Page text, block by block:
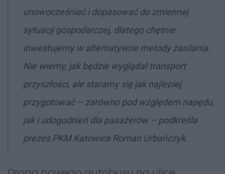
unowocześniać i dopasować do zmiennej
sytuacji gospodarczej, dlatego chętnie
inwestujemy w alternatywne metody zasilania.
Nie wiemy, jak będzie wyglądał transport
przyszłości, ale staramy się jak najlepiej
przygotować – zarówno pod względem napędu,
jak i udogodnień dla pasażerów– podkreśla
prezes PKM Katowice Roman Urbańczyk.